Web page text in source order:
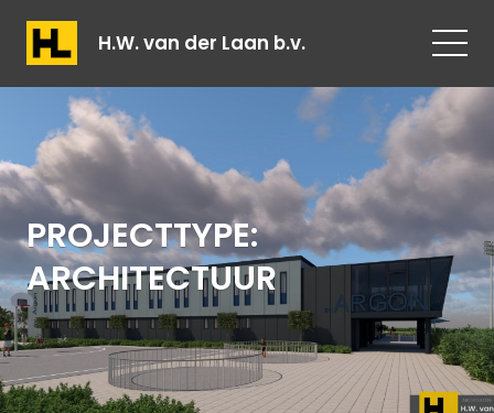
H.W. van der Laan b.v.
PROJECTTYPE:
ARCHITECTUUR